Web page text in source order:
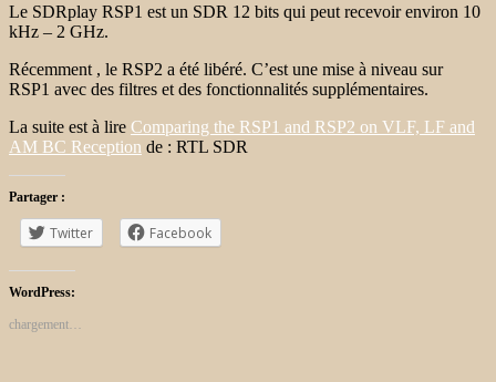
Le SDRplay RSP1 est un SDR 12 bits qui peut recevoir environ 10
kHz – 2 GHz.
Récemment , le RSP2 a été libéré. C’est une mise à niveau sur
RSP1 avec des filtres et des fonctionnalités supplémentaires.
La suite est à lire Comparing the RSP1 and RSP2 on VLF, LF and
AM BC Reception de : RTL SDR
Partager :
Twitter Facebook
WordPress:
chargement…